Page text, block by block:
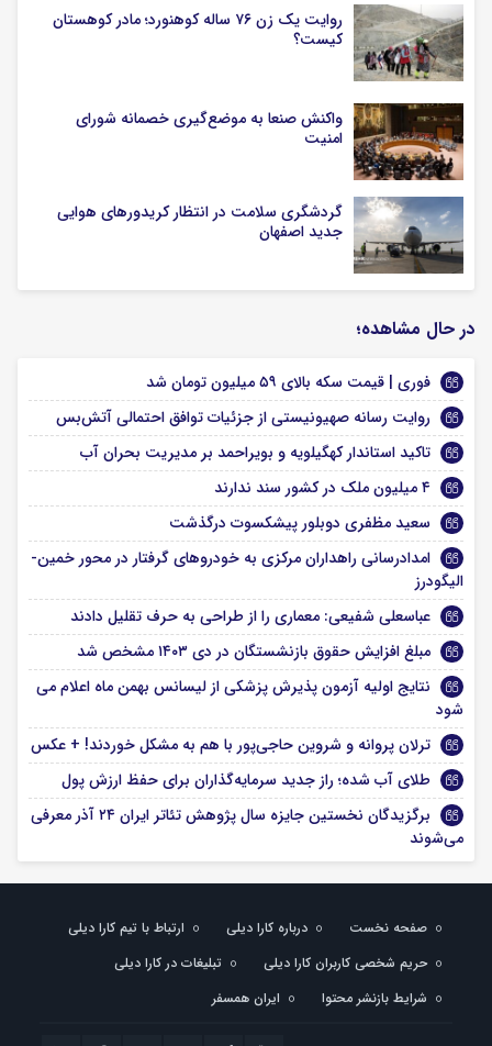
روایت یک زن ۷۶ ساله کوهنورد؛ مادر کوهستان
کیست؟
واکنش صنعا به موضع‌گیری خصمانه شورای
امنیت
گردشگری سلامت در انتظار کریدورهای هوایی
جدید اصفهان
در حال مشاهده؛
فوری | قیمت سکه بالای ۵۹ میلیون تومان شد
روایت رسانه صهیونیستی از جزئیات توافق احتمالی آتش‌بس
تاکید استاندار کهگیلویه و بویراحمد بر مدیریت بحران آب
۴ میلیون ملک‌ در کشور سند ندارند
سعید مظفری دوبلور پیشکسوت درگذشت
امدادرسانی راهداران مرکزی به خودروهای گرفتار در محور خمین-
الیگودرز
عباسعلی شفیعی: معماری را از طراحی به حرف تقلیل دادند
مبلغ افزایش حقوق بازنشستگان در دی ۱۴۰۳ مشخص شد
نتایج اولیه آزمون پذیرش پزشکی از لیسانس بهمن ماه اعلام می
شود
ترلان پروانه و شروین حاجی‌پور با هم به مشکل خوردند! + عکس
طلای آب شده؛ راز جدید سرمایه‌گذاران برای حفظ ارزش پول
برگزیدگان نخستین جایزه سال پژوهش تئاتر ایران ۲۴ آذر معرفی
می‌شوند
صفحه نخست درباره کارا دیلی
ارتباط با تیم کارا دیلی
حریم شخصی کاربران کارا دیلی
تبلیغات در کارا دیلی
شرایط بازنشر محتوا
ایران همسفر